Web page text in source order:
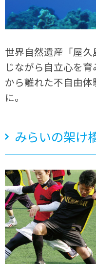
世界自然遺産「屋
じながら自立心を
から離れた不自由
に。
みらいの架け